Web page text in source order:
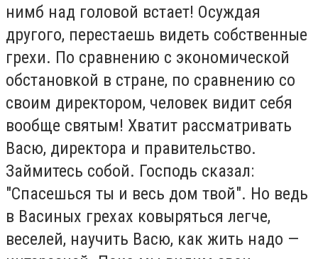
нимб над головой встает! Осуждая
другого, перестаешь видеть собственные
грехи. По сравнению с экономической
обстановкой в стране, по сравнению со
своим директором, человек видит себя
вообще святым! Хватит рассматривать
Васю, директора и правительство.
Займитесь собой. Господь сказал:
"Спасешься ты и весь дом твой". Но ведь
в Васиных грехах ковыряться легче,
веселей, научить Васю, как жить надо —